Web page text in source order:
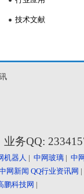
技术文献
业务QQ:
机器人 | 中网玻璃 | 中
网新闻 QQ行业资讯网
鹏科技网 |